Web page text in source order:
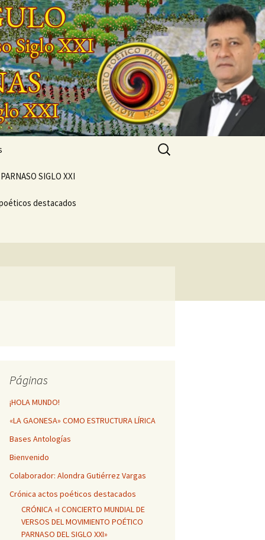
POEMARIO «POETA
SIGLO XXI
destacados
Buscar:
Páginas
¡HOLA MUNDO!
«LA GAONESA» COMO ESTRUCTURA LÍRICA
Bases Antologías
Bienvenido
Colaborador: Alondra Gutiérrez Vargas
Crónica actos poéticos destacados
CRÓNICA «I CONCIERTO MUNDIAL DE
VERSOS DEL MOVIMIENTO POÉTICO
PARNASO DEL SIGLO XXI»